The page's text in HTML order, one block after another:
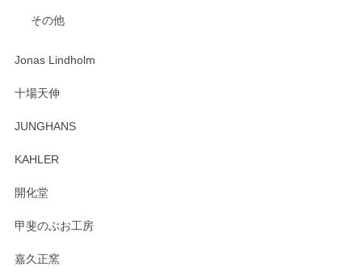
その他
Jonas Lindholm
十場天伸
JUNGHANS
KAHLER
開化堂
甲斐のぶお工房
嘉久正窯